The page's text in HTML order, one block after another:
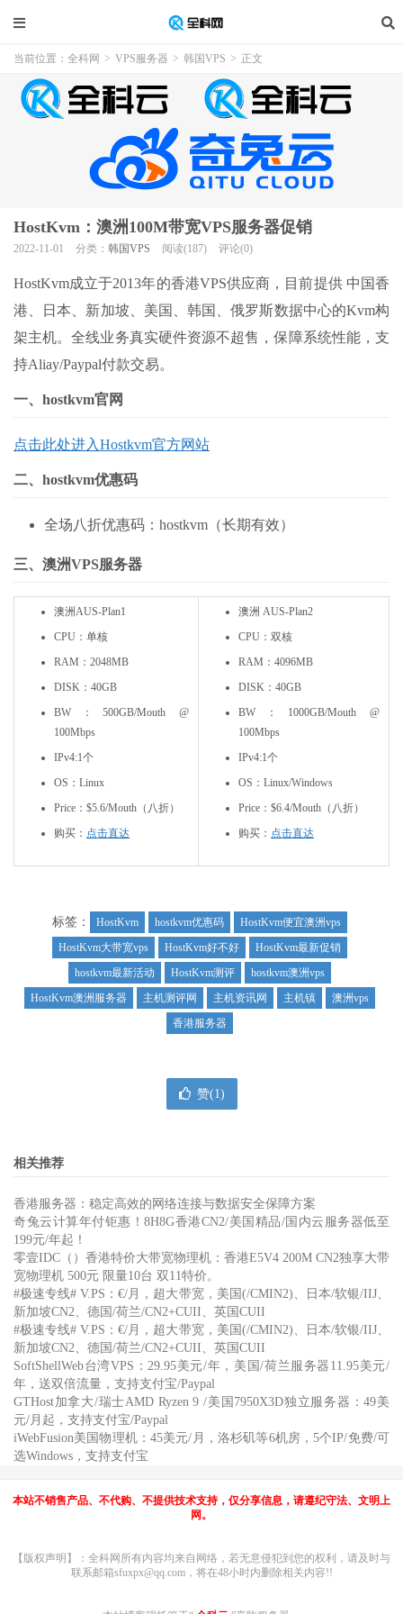
当前位置： 全科网 > VPS服务器 > 韩国VPS > 正文
HostKvm：澳洲100M带宽VPS服务器促销
2022-11-01 分类： 韩国VPS 阅读(187) 评论(0)
HostKvm成立于2013年的香港VPS供应商，目前提供 中国香
港、日本、新加坡、美国、韩国、俄罗斯数据中心的Kvm构
架主机。全线业务真实硬件资源不超售，保障系统性能，支
持Aliay/Paypal付款交易。
一、hostkvm官网
点击此处进入Hostkvm官方网站
二、hostkvm优惠码
全场八折优惠码：hostkvm（长期有效）
三、澳洲VPS服务器
澳洲AUS-Plan1
CPU：单核
RAM：2048MB
DISK：40GB
BW：500GB/Mouth @
100Mbps
IPv4:1个
OS：Linux
Price：$5.6/Mouth（八折）
购买： 点击直达
澳洲 AUS-Plan2
CPU：双核
RAM：4096MB
DISK：40GB
BW：1000GB/Mouth @
100Mbps
IPv4:1个
OS：Linux/Windows
Price：$6.4/Mouth（八折）
购买： 点击直达
标签： HostKvm hostkvm优惠码
HostKvm便宜澳洲vps
HostKvm大带宽vps
HostKvm好不好
HostKvm最新促销
hostkvm最新活动
HostKvm测评
hostkvm澳洲vps
HostKvm澳洲服务器
主机测评网 主机资讯网 主机镇
澳洲vps
香港服务器
赞(1)
相关推荐
香港服务器：稳定高效的网络连接与数据安全保障方案
奇兔云计算年付钜惠！8H8G香港CN2/美国精品/国内云服务器低至
199元/年起！
零壹IDC（）香港特价大带宽物理机：香港E5V4 200M CN2独享大带
宽物理机 500元 限量10台 双11特价。
#极速专线# V.PS：€/月，超大带宽，美国(/CMIN2)、日本/软银/IIJ、
新加坡CN2、德国/荷兰/CN2+CUII、英国CUII
#极速专线# V.PS：€/月，超大带宽，美国(/CMIN2)、日本/软银/IIJ、
新加坡CN2、德国/荷兰/CN2+CUII、英国CUII
SoftShellWeb台湾VPS：29.95美元/年，美国/荷兰服务器11.95美元/
年，送双倍流量，支持支付宝/Paypal
GTHost加拿大/瑞士AMD Ryzen 9 /美国7950X3D独立服务器：49美
元/月起，支持支付宝/Paypal
iWebFusion美国物理机：45美元/月，洛杉矶等6机房，5个IP/免费/可
选Windows，支持支付宝
本站不销售产品、不代购、不提供技术支持，仅分享信息，请遵纪守法、文明上
网。
【版权声明】：全科网所有内容均来自网络，若无意侵犯到您的权利，请及时与
联系邮箱sfuxpx@qq.com，将在48小时内删除相关内容!!